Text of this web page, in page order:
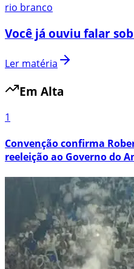
rio branco
Você já ouviu falar
Ler matéria
Em Alta
1
Convenção confirma
reeleição ao Governo do